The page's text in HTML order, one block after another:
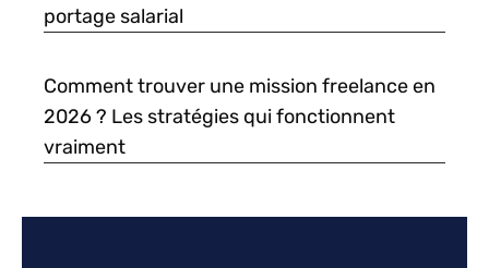
portage salarial
Comment trouver une mission freelance en
2026 ? Les stratégies qui fonctionnent
vraiment